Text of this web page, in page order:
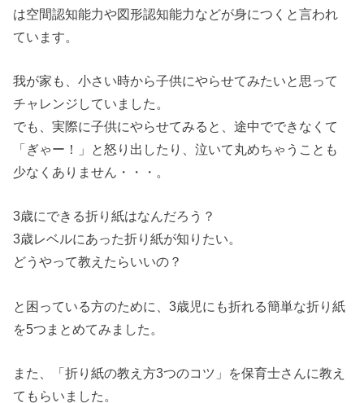
は空間認知能力や図形認知能力などが身につくと言われ
ています。
我が家も、小さい時から子供にやらせてみたいと思って
チャレンジしていました。
でも、実際に子供にやらせてみると、途中でできなくて
「ぎゃー！」と怒り出したり、泣いて丸めちゃうことも
少なくありません・・・。
3歳にできる折り紙はなんだろう？
3歳レベルにあった折り紙が知りたい。
どうやって教えたらいいの？
と困っている方のために、3歳児にも折れる簡単な折り紙
を5つまとめてみました。
また、「折り紙の教え方3つのコツ」を保育士さんに教え
てもらいました。